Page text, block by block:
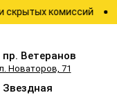
комиссий На
пр. Ветеранов
Новаторов, 71
Звездная